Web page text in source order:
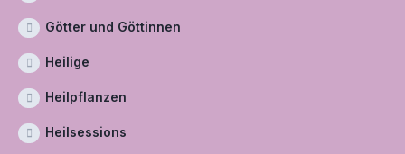
Götter und Göttinnen
Heilige
Heilpflanzen
Heilsessions